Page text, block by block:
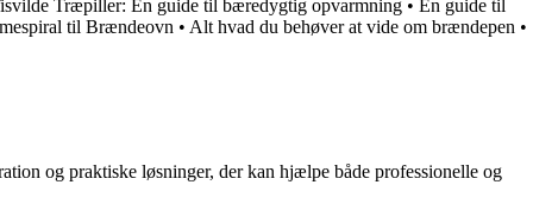
Træpiller: En guide til bæredygtig opvarmning • En guide til
til Brændeovn • Alt hvad du behøver at vide om brændepen •
og praktiske løsninger, der kan hjælpe både professionelle og